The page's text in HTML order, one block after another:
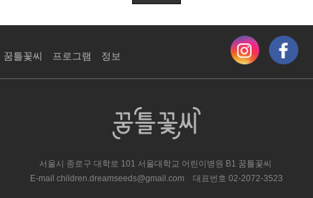
꿈틀꽃씨 프로그램 정보
서울시 종로구 대학로 101 서울대학교 어린이병원 ​B1 꿈틀꽃씨
E-mail children.dreamseeds@gmail.com 대표번호 02-2072-3523